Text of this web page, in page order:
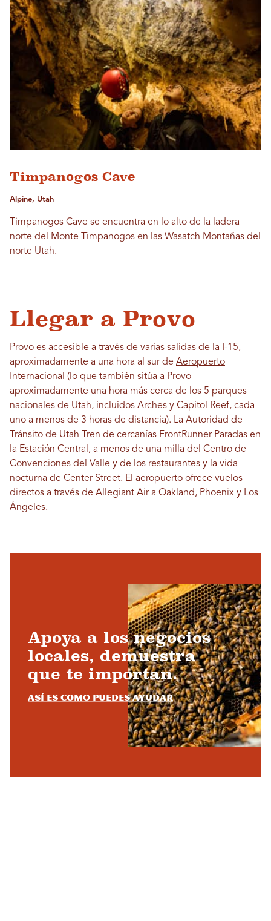
Timpanogos Cave
Alpine, Utah
Timpanogos Cave se encuentra en lo alto de la ladera
norte del Monte Timpanogos en las Wasatch Montañas del
norte Utah.
Llegar a Provo
Provo es accesible a través de varias salidas de la I-15,
aproximadamente a una hora al sur de Aeropuerto
Internacional (lo que también sitúa a Provo
aproximadamente una hora más cerca de los 5 parques
nacionales de Utah, incluidos Arches y Capitol Reef, cada
uno a menos de 3 horas de distancia). La Autoridad de
Tránsito de Utah Tren de cercanías FrontRunnerParadas en
la Estación Central, a menos de una milla del Centro de
Convenciones del Valle y de los restaurantes y la vida
nocturna de Center Street. El aeropuerto ofrece vuelos
directos a través de Allegiant Air a Oakland, Phoenix y Los
Ángeles.
Apoya a los negocios
locales, demuestra
que te importan.
Así es como puedes ayudar